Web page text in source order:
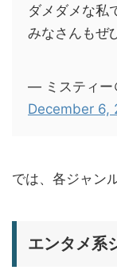
ダメダメな私
みなさんもぜ
— ミスティー
December 6,
では、各ジャン
エンタメ系